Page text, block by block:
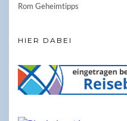
Rom Geheimtipps
HIER DABEI